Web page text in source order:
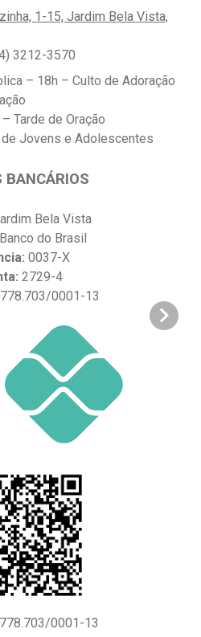
1-15, Jardim Bela Vista,
3212-3570
– 18h – Culto de Adoração
Tarde de Oração
Jovens e Adolescentes
BANCÁRIOS
Bela Vista
Banco do Brasil
0037-X
2729-4
0001-13
0001-13